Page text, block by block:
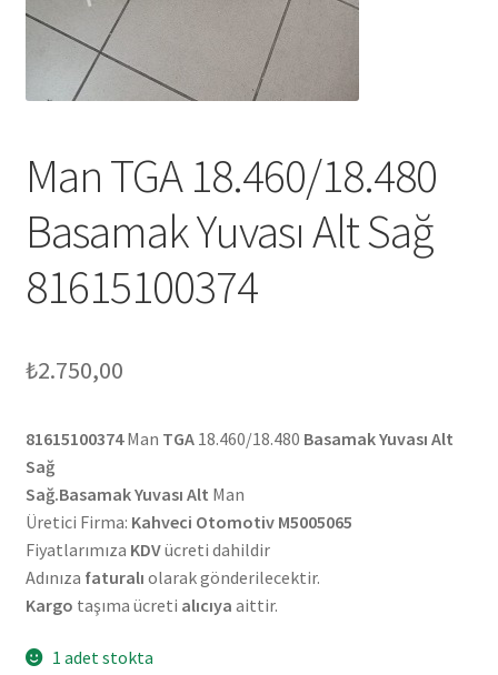
Man TGA 18.460/18.480
Basamak Yuvası Alt Sağ
81615100374
₺2.750,00
81615100374Man TGA18.460/18.480 Basamak Yuvası Alt
Sağ
Sağ.Basamak Yuvası Alt Man
Üretici Firma: Kahveci Otomotiv M5005065
Fiyatlarımıza KDVücreti dahildir
Adınıza faturalı olarak gönderilecektir.
Kargo taşıma ücreti alıcıya aittir.
1 adet stokta